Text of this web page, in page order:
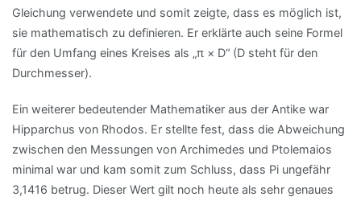
Gleichung verwendete und somit zeigte, dass es möglich ist,
sie mathematisch zu definieren. Er erklärte auch seine Formel
für den Umfang eines Kreises als „π × D“ (D steht für den
Durchmesser).
Ein weiterer bedeutender Mathematiker aus der Antike war
Hipparchus von Rhodos. Er stellte fest, dass die Abweichung
zwischen den Messungen von Archimedes und Ptolemaios
minimal war und kam somit zum Schluss, dass Pi ungefähr
3,1416 betrug. Dieser Wert gilt noch heute als sehr genaues